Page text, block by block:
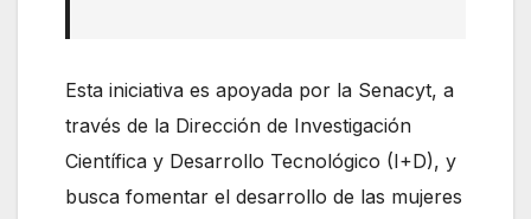
Esta iniciativa es apoyada por la Senacyt, a
través de la Dirección de Investigación
Científica y Desarrollo Tecnológico (I+D), y
busca fomentar el desarrollo de las mujeres